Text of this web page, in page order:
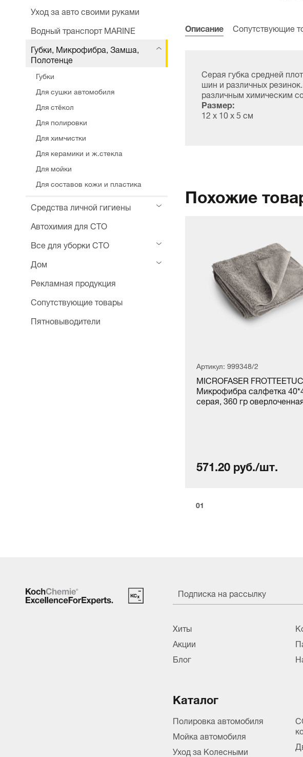
Уход за авто своими руками
Водный транспорт MARINE
Губки, Микрофибра, Замша,
Полотенце
Губки
Для сушки автомобиля
Для стёкол
Для полировки
Для химчистки
Для керамики и ж.стекла
Для мойки
Для составов кожи и пластика
Средства личной гигиены
Автохимия для СТО
Все для уборки СТО
Дом
Рекламная продукция
Сопутствующие товары
Пятновыводители
Описание Сопутствующие
Серая губка средней
шин и различных
различным химическим
Размер:
12 х 10 х 5 см
Похожие
Артикул: 999348/2
MICROFASER
Микрофибра салфетка
серая, 360 гр
571.20 руб./шт.
1
Подписка на рассылку
Хиты
Акции
Блог
Каталог
Полировка автомобиля
Мойка автомобиля
Уход за Колесными